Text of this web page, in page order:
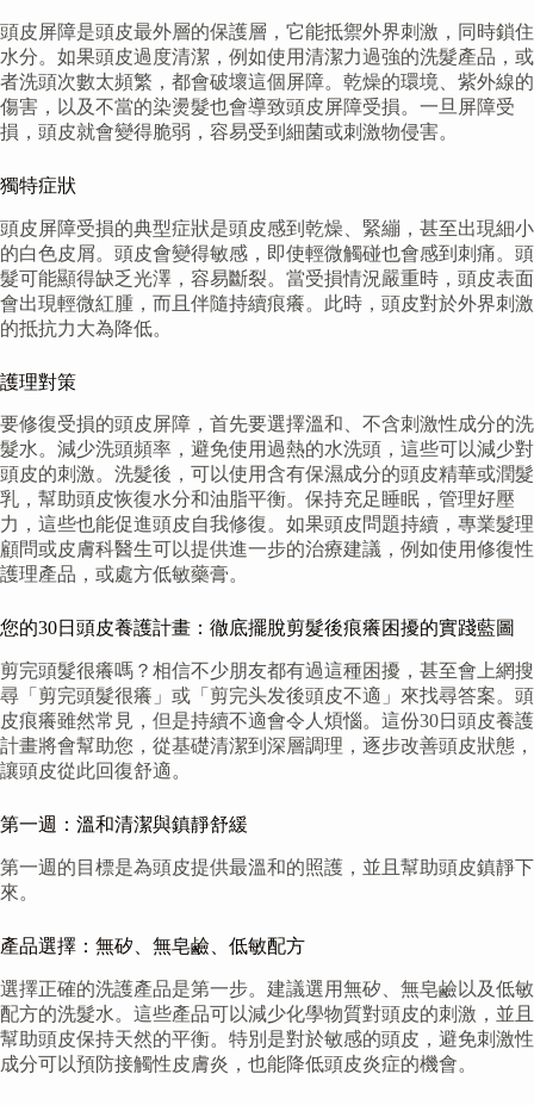
頭皮屏障是頭皮最外層的保護層，它能抵禦外界刺激，同時鎖住
水分。如果頭皮過度清潔，例如使用清潔力過強的洗髮產品，或
者洗頭次數太頻繁，都會破壞這個屏障。乾燥的環境、紫外線的
傷害，以及不當的染燙髮也會導致頭皮屏障受損。一旦屏障受
損，頭皮就會變得脆弱，容易受到細菌或刺激物侵害。
獨特症狀
頭皮屏障受損的典型症狀是頭皮感到乾燥、緊繃，甚至出現細小
的白色皮屑。頭皮會變得敏感，即使輕微觸碰也會感到刺痛。頭
髮可能顯得缺乏光澤，容易斷裂。當受損情況嚴重時，頭皮表面
會出現輕微紅腫，而且伴隨持續痕癢。此時，頭皮對於外界刺激
的抵抗力大為降低。
護理對策
要修復受損的頭皮屏障，首先要選擇溫和、不含刺激性成分的洗
髮水。減少洗頭頻率，避免使用過熱的水洗頭，這些可以減少對
頭皮的刺激。洗髮後，可以使用含有保濕成分的頭皮精華或潤髮
乳，幫助頭皮恢復水分和油脂平衡。保持充足睡眠，管理好壓
力，這些也能促進頭皮自我修復。如果頭皮問題持續，專業髮理
顧問或皮膚科醫生可以提供進一步的治療建議，例如使用修復性
護理產品，或處方低敏藥膏。
您的30日頭皮養護計畫：徹底擺脫剪髮後痕癢困擾的實踐藍圖
剪完頭髮很癢嗎？相信不少朋友都有過這種困擾，甚至會上網搜
尋「剪完頭髮很癢」或「剪完头发後頭皮不適」來找尋答案。頭
皮痕癢雖然常見，但是持續不適會令人煩惱。這份30日頭皮養護
計畫將會幫助您，從基礎清潔到深層調理，逐步改善頭皮狀態，
讓頭皮從此回復舒適。
第一週：溫和清潔與鎮靜舒緩
第一週的目標是為頭皮提供最溫和的照護，並且幫助頭皮鎮靜下
來。
產品選擇：無矽、無皂鹼、低敏配方
選擇正確的洗護產品是第一步。建議選用無矽、無皂鹼以及低敏
配方的洗髮水。這些產品可以減少化學物質對頭皮的刺激，並且
幫助頭皮保持天然的平衡。特別是對於敏感的頭皮，避免刺激性
成分可以預防接觸性皮膚炎，也能降低頭皮炎症的機會。